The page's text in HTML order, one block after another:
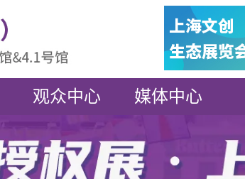
观众中心 媒体中心